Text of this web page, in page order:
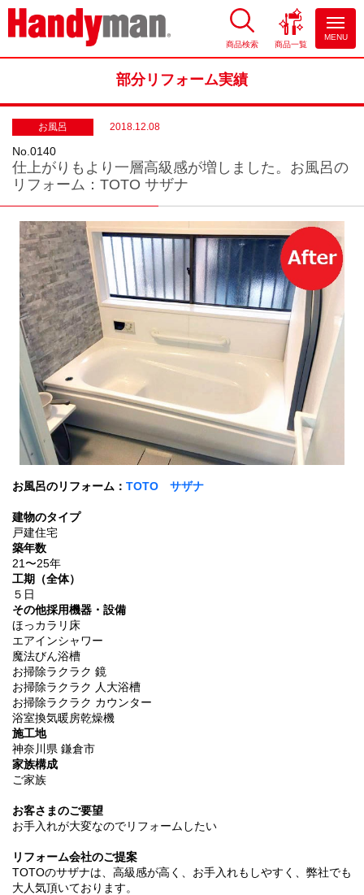
お風呂やキッチンのリフォーム
商品検索 商品一覧
MENU
部分リフォーム実績
お風呂 2018.12.08
No.0140
仕上がりもより一層高級感が増しました。お風呂の
リフォーム：TOTO サザナ
お風呂のリフォーム： TOTO サザナ
建物のタイプ
戸建住宅
築年数
21〜25年
工期（全体）
５日
その他採用機器・設備
ほっカラリ床
エアインシャワー
魔法びん浴槽
お掃除ラクラク 鏡
お掃除ラクラク 人大浴槽
お掃除ラクラク カウンター
浴室換気暖房乾燥機
施工地
神奈川県 鎌倉市
家族構成
ご家族
お客さまのご要望
お手入れが大変なのでリフォームしたい
リフォーム会社のご提案
TOTOのサザナは、高級感が高く、お手入れもしやすく、弊社でも
大人気頂いております。